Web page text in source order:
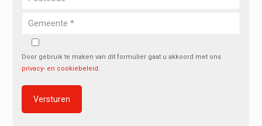
Door gebruik te maken van dit formulier gaat u akkoord met ons
privacy- en cookiebeleid.